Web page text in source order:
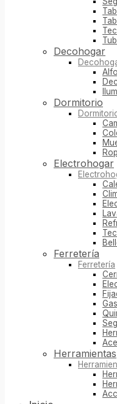
Decohogar
Dormitorio
Electrohogar
Ferretería
Ferretería
Herramientas